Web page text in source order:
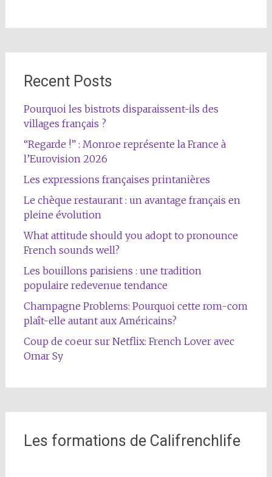
Recent Posts
Pourquoi les bistrots disparaissent-ils des
villages français ?
“Regarde !” : Monroe représente la France à
l’Eurovision 2026
Les expressions françaises printanières
Le chèque restaurant : un avantage français en
pleine évolution
What attitude should you adopt to pronounce
French sounds well?
Les bouillons parisiens : une tradition
populaire redevenue tendance
Champagne Problems: Pourquoi cette rom-com
plaît-elle autant aux Américains?
Coup de coeur sur Netflix: French Lover avec
Omar Sy
Les formations de Califrenchlife